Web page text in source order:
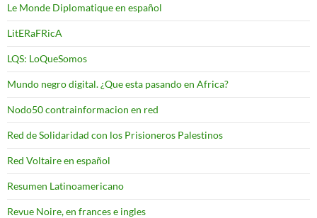
Le Monde Diplomatique en español
LitERaFRicA
LQS: LoQueSomos
Mundo negro digital. ¿Que esta pasando en Africa?
Nodo50 contrainformacion en red
Red de Solidaridad con los Prisioneros Palestinos
Red Voltaire en español
Resumen Latinoamericano
Revue Noire, en frances e ingles